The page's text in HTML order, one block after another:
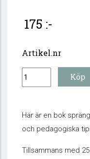
175 :-
Artikel.nr
Här är en bok
och pedagogiska
Tillsammans med